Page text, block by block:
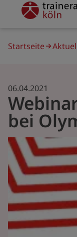
Direkt
Startseite
bei
06.04.2021